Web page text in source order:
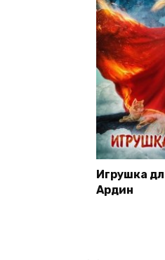
Игрушка
Ардин